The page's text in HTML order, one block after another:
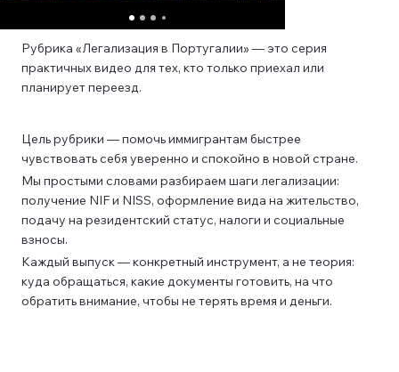
Рубрика «Легализация в Португалии» — это серия
практичных видео для тех, кто только приехал или
планирует переезд.
Цель рубрики — помочь иммигрантам быстрее
чувствовать себя уверенно и спокойно в новой стране.
Мы простыми словами разбираем шаги легализации:
получение NIF и NISS, оформление вида на жительство,
подачу на резидентский статус, налоги и социальные
взносы.
Каждый выпуск — конкретный инструмент, а не теория:
куда обращаться, какие документы готовить, на что
обратить внимание, чтобы не терять время и деньги.